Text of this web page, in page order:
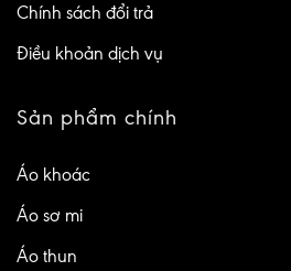
Chính sách đổi trả
Điều khoản dịch vụ
Sản phẩm chính
Áo khoác
Áo sơ mi
Áo thun